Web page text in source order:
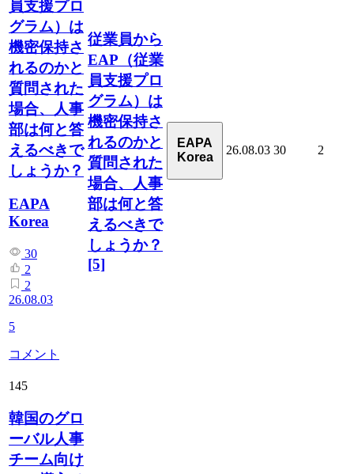
員支援プロ
グラム）は
機密保持さ
れるのかと
質問された
場合、人事
部は何と答
えるべきで
しょうか？
EAPA
Korea
30
2
2
26.08.03
5
コメント
従業員から
EAP（従業
員支援プロ
グラム）は
機密保持さ
れるのかと
質問された
場合、人事
部は何と答
えるべきで
しょうか？
[5]
EAPA
Korea
26.08.03 30 2
145
韓国のグロ
ーバル人事
チーム向け